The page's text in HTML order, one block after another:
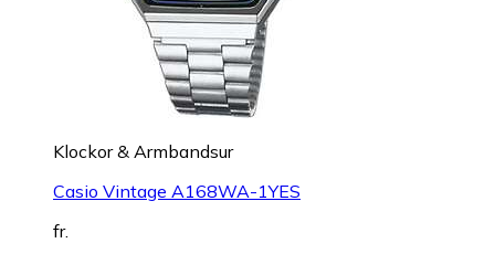
Klockor & Armbandsur
Casio Vintage A168WA-1YES
fr.